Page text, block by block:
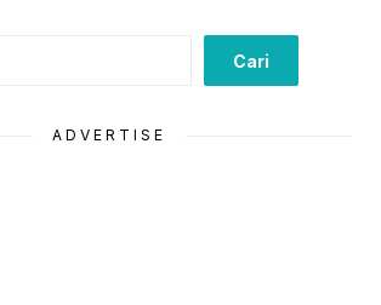
Cari
ADVERTISE